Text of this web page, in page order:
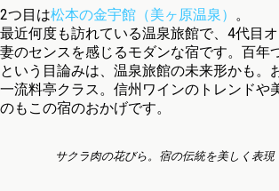
2つ目は松本の金宇館（美ヶ原温泉） 。
最近何度も訪れている温泉旅館で、4代目
妻のセンスを感じるモダンな宿です。百年
という目論みは、温泉旅館の未来形かも。
一流料亭クラス。信州ワインのトレンドや
のもこの宿のおかげです。
サクラ肉の花びら。宿の伝統を美しく表